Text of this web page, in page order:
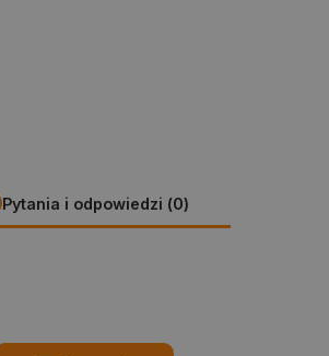
Pytania i odpowiedzi (0)